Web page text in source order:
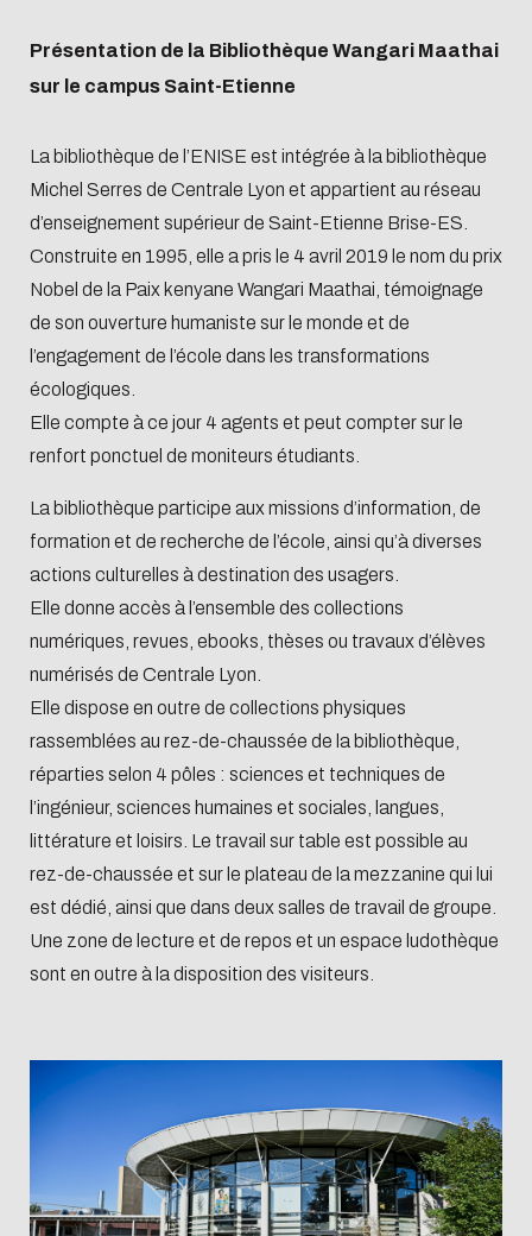
conditions
d'emprunt
services
Présentation
Inscription et
conditions
Offre de
services
Présentation
Agenda Newsletter
Sélection des
L'Intelligence
artificielle
Transition
écologique
Contre le racisme
et l'antisémitisme
Égalité - diversité
Produits
Biblio-Transitions
n°1 : jardins
Biblio-Transitions
n°2 : Qualié de vie
et des conditions
de travail
n°3 : Face au
changement
climatique
Biblio-Transitions
n°4 : Océans
Biblio-Transitions
n°5 : La ville face à
Biblio-Transitions
n°6 : l'IA en
perspectives
science
ouverte
et feuilles de
route
Guide science
ouverte
Centrale Lyon
Lecture et
publication
Gérer ses
données de
Cycle de vie de
la donnée
Données :
services
donnée
DATALystE
Présentation de la Bibliothèque Wangari Maathai
sur le campus Saint-Etienne
La bibliothèque de l’ENISE est intégrée à la bibliothèque
Michel Serres de Centrale Lyon et appartient au réseau
d’enseignement supérieur de Saint-Etienne Brise-ES.
Construite en 1995, elle a pris le 4 avril 2019 le nom du prix
Nobel de la Paix kenyane Wangari Maathai, témoignage
de son ouverture humaniste sur le monde et de
l’engagement de l’école dans les transformations
écologiques.
Elle compte à ce jour 4 agents et peut compter sur le
renfort ponctuel de moniteurs étudiants.
La bibliothèque participe aux missions d’information, de
formation et de recherche de l’école, ainsi qu’à diverses
actions culturelles à destination des usagers.
Elle donne accès à l’ensemble des collections
numériques, revues, ebooks, thèses ou travaux d’élèves
numérisés de Centrale Lyon.
Elle dispose en outre de collections physiques
rassemblées au rez-de-chaussée de la bibliothèque,
réparties selon 4 pôles : sciences et techniques de
l’ingénieur, sciences humaines et sociales, langues,
littérature et loisirs. Le travail sur table est possible au
rez-de-chaussée et sur le plateau de la mezzanine qui lui
est dédié, ainsi que dans deux salles de travail de groupe.
Une zone de lecture et de repos et un espace ludothèque
sont en outre à la disposition des visiteurs.